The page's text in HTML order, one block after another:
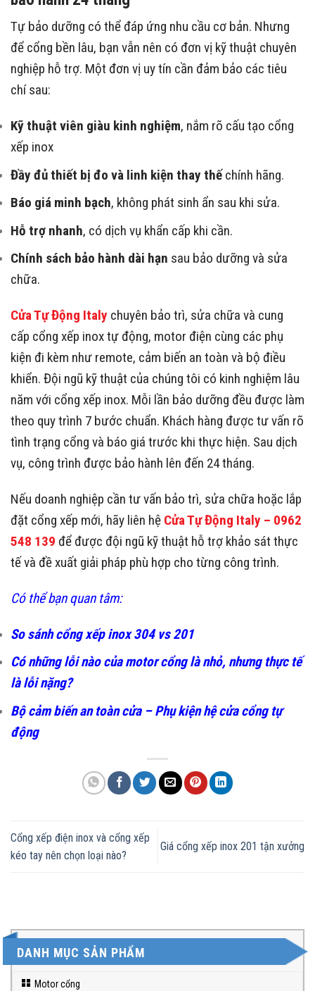
Tự bảo dưỡng có thể đáp ứng nhu cầu cơ bản. Nhưng
để cổng bền lâu, bạn vẫn nên có đơn vị kỹ thuật chuyên
nghiệp hỗ trợ. Một đơn vị uy tín cần đảm bảo các tiêu
chí sau:
Kỹ thuật viên giàu kinh nghiệm, nắm rõ cấu tạo cổng
xếp inox
Đầy đủ thiết bị đo và linh kiện thay thếchính hãng.
Báo giá minh bạch, không phát sinh ẩn sau khi sửa.
Hỗ trợ nhanh, có dịch vụ khẩn cấp khi cần.
Chính sách bảo hành dài hạn sau bảo dưỡng và sửa
chữa.
Cửa Tự Động Italy chuyên bảo trì, sửa chữa và cung
cấp cổng xếp inox tự động, motor điện cùng các phụ
kiện đi kèm như remote, cảm biến an toàn và bộ điều
khiển. Đội ngũ kỹ thuật của chúng tôi có kinh nghiệm lâu
năm với cổng xếp inox. Mỗi lần bảo dưỡng đều được làm
theo quy trình 7 bước chuẩn. Khách hàng được tư vấn rõ
tình trạng cổng và báo giá trước khi thực hiện. Sau dịch
vụ, công trình được bảo hành lên đến 24 tháng.
Nếu doanh nghiệp cần tư vấn bảo trì, sửa chữa hoặc lắp
đặt cổng xếp mới, hãy liên hệ Cửa Tự Động Italy – 0962
548 139 để được đội ngũ kỹ thuật hỗ trợ khảo sát thực
tế và đề xuất giải pháp phù hợp cho từng công trình.
Có thể bạn quan tâm:
So sánh cổng xếp inox 304 vs 201
Có những lỗi nào của motor cổng là nhỏ, nhưng thực tế
là lỗi nặng?
Bộ cảm biến an toàn cửa – Phụ kiện hệ cửa cổng tự
động
Cổng xếp điện inox và cổng xếp
kéo tay nên chọn loại nào?
Giá cổng xếp inox 201 tận xưởng
DANH MỤC SẢN PHẨM
Motor cổng